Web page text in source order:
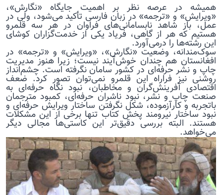
همیشه در عرصه نظر بر اهمیت جایگاه «نگارش»،
«ویرایش» و «ترجمه» در زبان فارسی تأکید می‌شود، ولی در
عمل، باز شاهد نابسامانی‌های فراوان در هر سه قلمرو
هستیم که هر از گاهی، فریاد یکی از خدمت‌گزاران کوشای
این رشته‌ها را درمی‌آورد.
سوک‌مندانه، وضعیت «نگارش»، «ویرایش» و «ترجمه» در
افغانستان هم چندان خوش‌آیند نیست؛ زیرا هنوز مدیریت
چاپ و نشر حرفه‌ای در کشور سامان نگرفته است. چشم‌انداز
روشنی نیز فراراه این قلمرو نمی‌توان تصور کرد. ضعف
اقتصادی آفرینش‌گران و مخاطبان، نبود نگاه حرفه‌ای به
صنعت چاپ و نشر، نبود ناشران حرفه‌ای، کمبود مترجمان
باتجربه و کارآزموده، شکل نگرفتن ساختار ویرایش حرفه‌ای و
نبود ساختار نیرومند پخش کتاب تنها برخی از این مشکلات
هستند. البته بررسی دقیق‌تر این کاستی‌ها مجالی دیگر
می‌خواهد.